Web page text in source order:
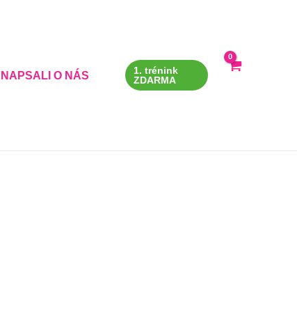
NAPSALI O NÁS
1. trénink
ZDARMA